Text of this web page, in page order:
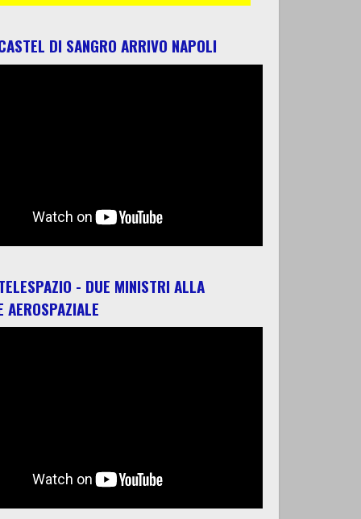
DI SANGRO ARRIVO NAPOLI
- DUE MINISTRI ALLA
AEROSPAZIALE